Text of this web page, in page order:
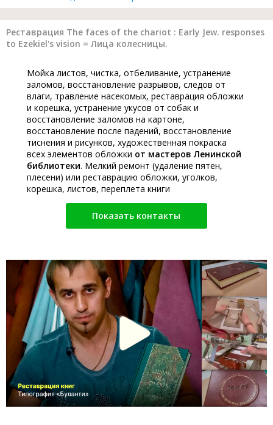
Реставрация The faces of the chariot : Early Jew. responses
to Ezekiel's vision = Лица колесницы.
Мойка листов, чистка, отбеливание, устранение
заломов, восстановление разрывов, следов от
влаги, травление насекомых, реставрация обложки
и корешка, устранение укусов от собак и
восстановление заломов на картоне,
восстановление после падений, восстановление
тиснения и рисунков, художественная покраска
всех элементов обложки от мастеров Ленинской
библиотеки. Мелкий ремонт (удаление пятен,
плесени) или реставрацию обложки, уголков,
корешка, листов, переплета книги
Показать контакты